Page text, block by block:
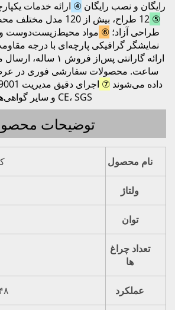
④ارائه خدمات یکپارچه راه‌حل تمام‌عرض؛
12 طراح، بیش از 120 مدل مختلف محصولات ماژولار قابل
مواد محیط‌زیست‌دوست و ۱۰۰٪ بازیافت‌پذیر،
نمایشگر گرافیکی پارچه‌ای با درجه مقاومت در برابر آتش B1؛
ارائه گارانتی پس‌از فروش ۱ ساله، ارسال موجودی در عرض ۲۴
ساعت. محصولات سفارشی فوری در عرض ۳ تا ۵ روز تحویل
اجرای دقیق مدیریت ISO9001، گواهی‌نامه‌های
محصول